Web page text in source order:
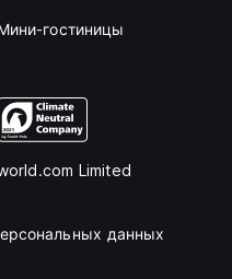
гостиницы
Limited
данных